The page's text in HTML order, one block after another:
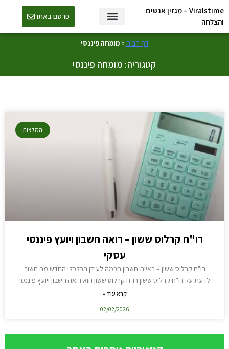
Viralstime – מגזין אנשים
והצלחה
פרסם באתר
דף הבית»מומחה פיננסי
קטגוריה: מומחה פיננסי
המלצות
רו"ח קרלוס ששון – רואה חשבון ויועץ פיננסי
עסקי
רו"ח קרלוס ששון – ראיית חשבון חכמה לעידן הכלכלי החדש מה חשוב
לדעת על רו"ח קרלוס ששון רו"ח קרלוס ששון הוא רואה חשבון ויועץ פיננסי
קרא עוד »
02/02/2026